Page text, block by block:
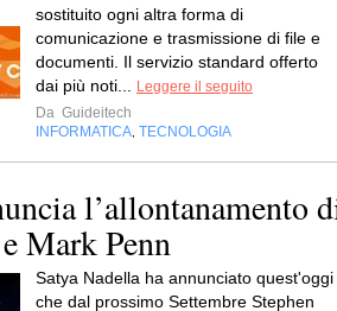
sostituito ogni altra forma di
comunicazione e trasmissione di file e
documenti. Il servizio standard offerto
dai più noti...
Leggere il seguito
Da Guideitech
INFORMATICA TECNOLOGIA
l’allontanamento
Mark Penn
Satya Nadella ha annunciato quest'oggi
che dal prossimo Settembre Stephen